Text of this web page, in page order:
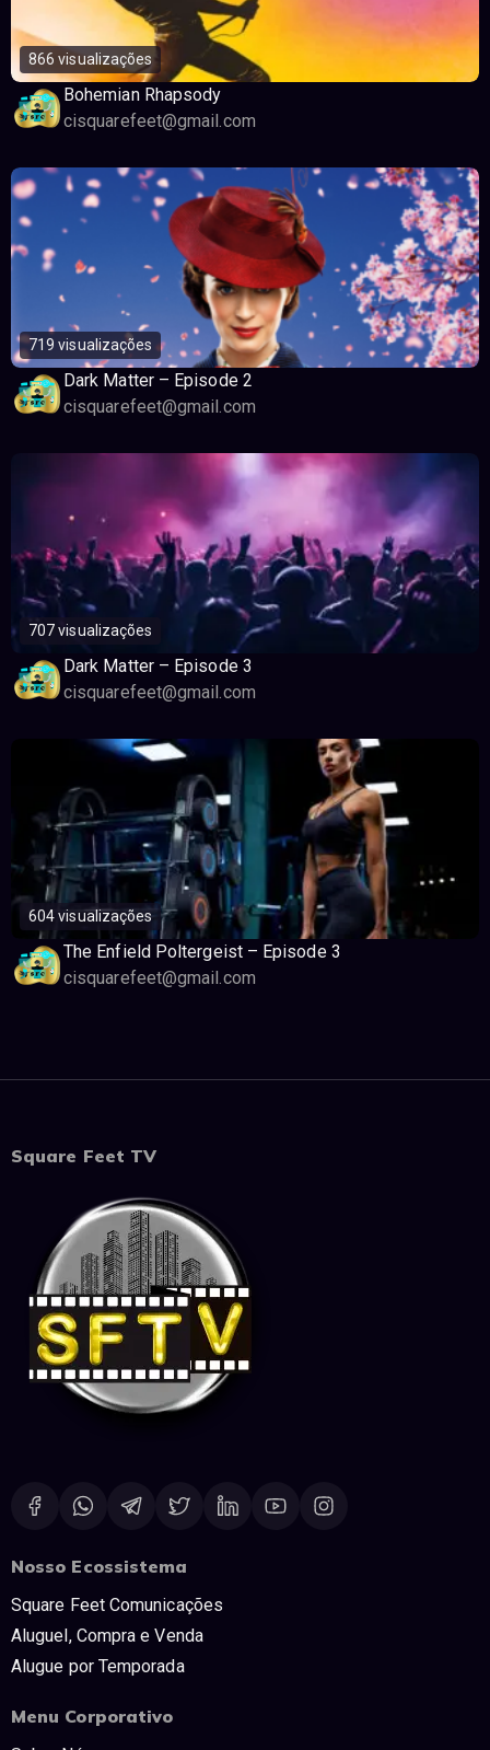
866 visualizações
Bohemian Rhapsody
cisquarefeet@gmail.com
719 visualizações
Dark Matter – Episode 2
cisquarefeet@gmail.com
707 visualizações
Dark Matter – Episode 3
cisquarefeet@gmail.com
604 visualizações
The Enfield Poltergeist – Episode 3
cisquarefeet@gmail.com
Square Feet TV
Nosso Ecossistema
Square Feet Comunicações
Aluguel, Compra e Venda
Alugue por Temporada
Menu Corporativo